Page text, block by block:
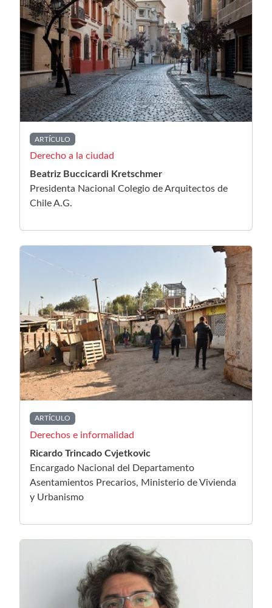
ARTÍCULO
Derecho a la ciudad
Beatriz Buccicardi Kretschmer
Presidenta Nacional Colegio de Arquitectos de
Chile A.G.
ARTÍCULO
Derechos e informalidad
Ricardo Trincado Cvjetkovic
Encargado Nacional del Departamento
Asentamientos Precarios, Ministerio de Vivienda
y Urbanismo